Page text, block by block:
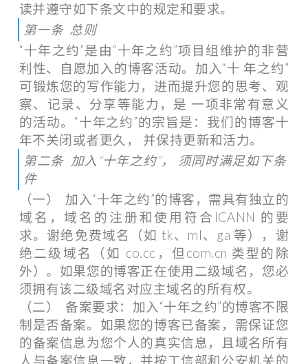
读并遵守如下条文中的规定和要求。
第一条 总则
“十年之约”是由“十年之约”项目组维护的非营
利性、自愿加入的博客活动。加入“十 年之约”
可锻炼您的写作能力，进而提升您的思考、观
察、记录、分享等能力，是 一项非常有意义
的活动。“十年之约”的宗旨是：我们的博客十
年不关闭或者更久， 并保持更新和活力。
第二条 加入“十年之约”， 须同时满足如下条
件
（一） 加入“十年之约”的博客，需具有独立的
域名，域名的注册和使用符合ICANN 的要
求。谢绝免费域名（如 tk、ml、ga 等），谢
绝二级域名（如 co.cc，但com.cn 类型的除
外）。如果您的博客正在使用二级域名，您必
须拥有该二级域名对应主域名的所有权。
（二） 备案要求：加入“十年之约”的博客不限
制是否备案。如果您的博客已备案，需保证您
的备案信息为您个人的真实信息，且域名所有
人与备案信息一致，并按工信部和公安机关的